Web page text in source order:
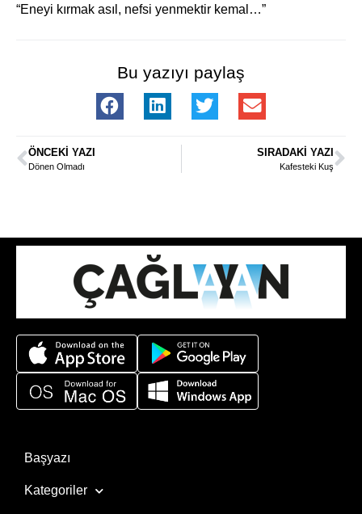
“Eneyi kırmak asıl, nefsi yenmektir kemal…”
Bu yazıyı paylaş
ÖNCEKI YAZI
Dönen Olmadı
SIRADAKI YAZI
Kafesteki Kuş
Başyazı
Kategoriler